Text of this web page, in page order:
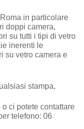
in particolare
doppi camera,
su tutti i tipi di vetro
inerenti le
su vetro camera e
stampa,
ci potete contattare
telefono: 06